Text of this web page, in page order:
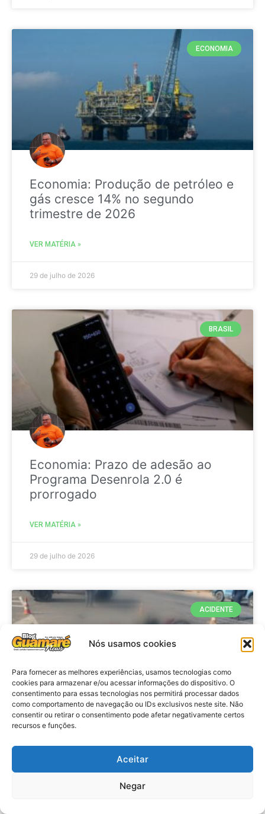
Nós usamos cookies
Para fornecer as melhores experiências, usamos tecnologias como
cookies para armazenar e/ou acessar informações do dispositivo. O
consentimento para essas tecnologias nos permitirá processar dados
como comportamento de navegação ou IDs exclusivos neste site. Não
consentir ou retirar o consentimento pode afetar negativamente certos
recursos e funções.
Aceitar
Negar
ECONOMIA
Economia: Produção de petróleo e
gás cresce 14% no segundo
trimestre de 2026
VER MATÉRIA »
29 de julho de 2026
BRASIL
Economia: Prazo de adesão ao
Programa Desenrola 2.0 é
prorrogado
VER MATÉRIA »
29 de julho de 2026
ACIDENTE
Acidente: A caminho do trabalho
professora se envolve em
acidente e vai a obito na RN 118
no Alto do Rodrigues, RN